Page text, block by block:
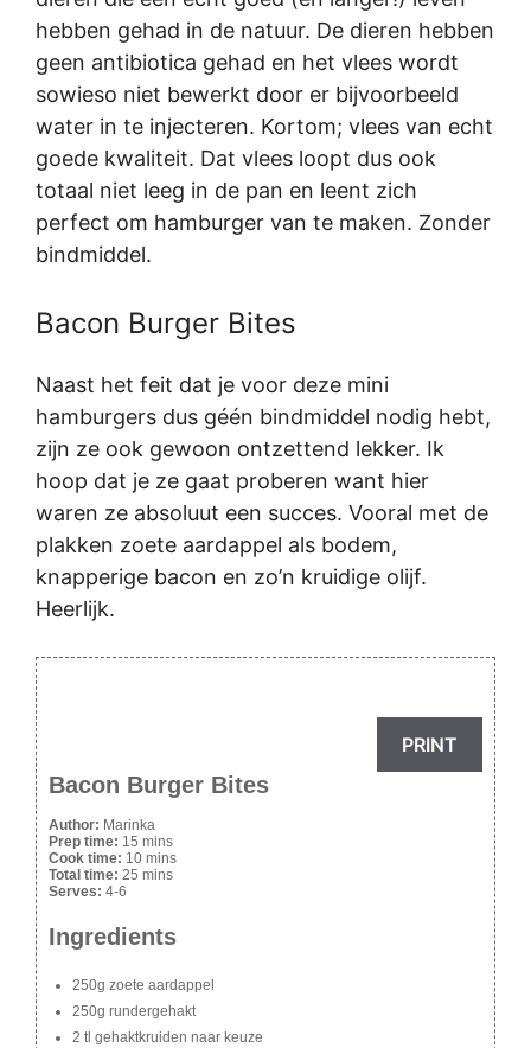
hebben gehad in de natuur. De dieren hebben
geen antibiotica gehad en het vlees wordt
sowieso niet bewerkt door er bijvoorbeeld
water in te injecteren. Kortom; vlees van echt
goede kwaliteit. Dat vlees loopt dus ook
totaal niet leeg in de pan en leent zich
perfect om hamburger van te maken. Zonder
bindmiddel.
Bacon Burger Bites
Naast het feit dat je voor deze mini
hamburgers dus géén bindmiddel nodig hebt,
zijn ze ook gewoon ontzettend lekker. Ik
hoop dat je ze gaat proberen want hier
waren ze absoluut een succes. Vooral met de
plakken zoete aardappel als bodem,
knapperige bacon en zo’n kruidige olijf.
Heerlijk.
PRINT
Bacon Burger Bites
Author: Marinka
Prep time: 15 mins
Cook time: 10 mins
Total time: 25 mins
Serves: 4-6
Ingredients
250g zoete aardappel
250g rundergehakt
2 tl gehaktkruiden naar keuze